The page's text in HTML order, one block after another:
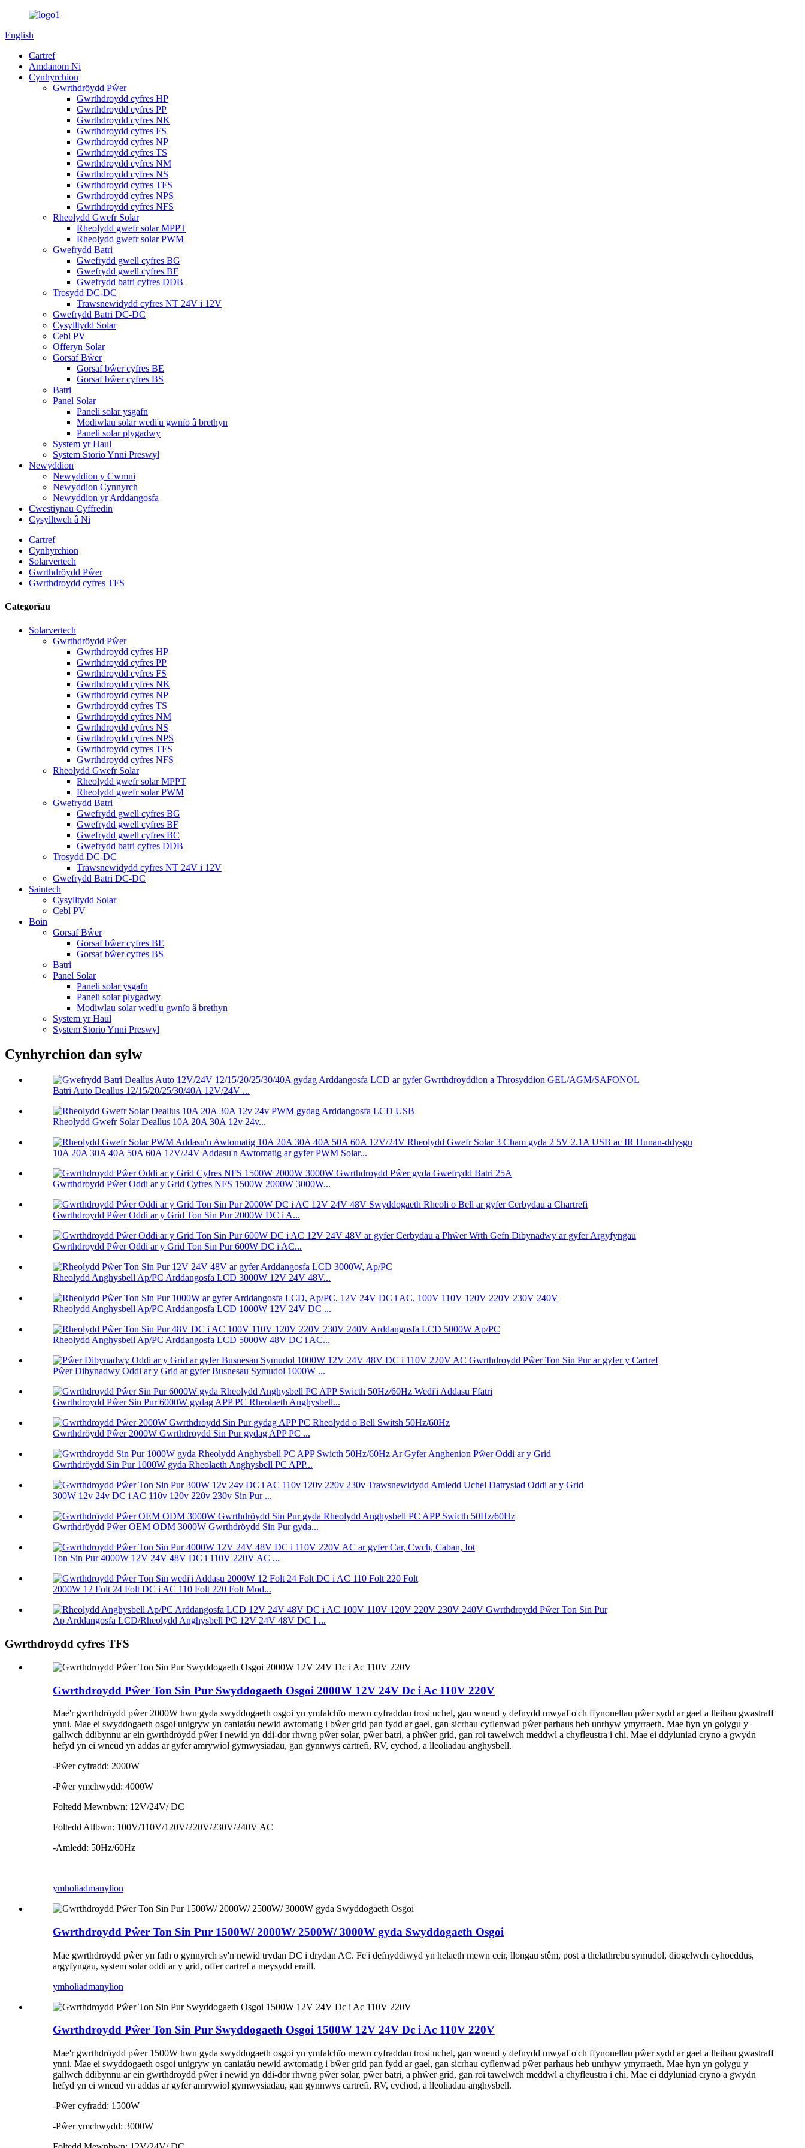
English
Cartref
Amdanom Ni
Cynhyrchion
Gwrthdröydd Pŵer
Gwrthdroydd cyfres HP
Gwrthdroydd cyfres PP
Gwrthdroydd cyfres NK
Gwrthdroydd cyfres FS
Gwrthdroydd cyfres NP
Gwrthdroydd cyfres TS
Gwrthdroydd cyfres NM
Gwrthdroydd cyfres NS
Gwrthdroydd cyfres TFS
Gwrthdroydd cyfres NPS
Gwrthdroydd cyfres NFS
Rheolydd Gwefr Solar
Rheolydd gwefr solar MPPT
Rheolydd gwefr solar PWM
Gwefrydd Batri
Gwefrydd gwell cyfres BG
Gwefrydd gwell cyfres BF
Gwefrydd batri cyfres DDB
Trosydd DC-DC
Trawsnewidydd cyfres NT 24V i 12V
Gwefrydd Batri DC-DC
Cysylltydd Solar
Cebl PV
Offeryn Solar
Gorsaf Bŵer
Gorsaf bŵer cyfres BE
Gorsaf bŵer cyfres BS
Batri
Panel Solar
Paneli solar ysgafn
Modiwlau solar wedi'u gwnïo â brethyn
Paneli solar plygadwy
System yr Haul
System Storio Ynni Preswyl
Newyddion
Newyddion y Cwmni
Newyddion Cynnyrch
Newyddion yr Arddangosfa
Cwestiynau Cyffredin
Cysylltwch â Ni
Cartref
Cynhyrchion
Solarvertech
Gwrthdröydd Pŵer
Gwrthdroydd cyfres TFS
Categorïau
Solarvertech
Gwrthdröydd Pŵer
Gwrthdroydd cyfres HP
Gwrthdroydd cyfres PP
Gwrthdroydd cyfres FS
Gwrthdroydd cyfres NK
Gwrthdroydd cyfres NP
Gwrthdroydd cyfres TS
Gwrthdroydd cyfres NM
Gwrthdroydd cyfres NS
Gwrthdroydd cyfres NPS
Gwrthdroydd cyfres TFS
Gwrthdroydd cyfres NFS
Rheolydd Gwefr Solar
Rheolydd gwefr solar MPPT
Rheolydd gwefr solar PWM
Gwefrydd Batri
Gwefrydd gwell cyfres BG
Gwefrydd gwell cyfres BF
Gwefrydd gwell cyfres BC
Gwefrydd batri cyfres DDB
Trosydd DC-DC
Trawsnewidydd cyfres NT 24V i 12V
Gwefrydd Batri DC-DC
Saintech
Cysylltydd Solar
Cebl PV
Boin
Gorsaf Bŵer
Gorsaf bŵer cyfres BE
Gorsaf bŵer cyfres BS
Batri
Panel Solar
Paneli solar ysgafn
Paneli solar plygadwy
Modiwlau solar wedi'u gwnïo â brethyn
System yr Haul
System Storio Ynni Preswyl
Cynhyrchion dan sylw
Batri Auto Deallus 12/15/20/25/30/40A 12V/24V ...
Rheolydd Gwefr Solar Deallus 10A 20A 30A 12v 24v...
10A 20A 30A 40A 50A 60A 12V/24V Addasu'n Awtomatig ar gyfer PWM Solar...
Gwrthdroydd Pŵer Oddi ar y Grid Cyfres NFS 1500W 2000W 3000W...
Gwrthdroydd Pŵer Oddi ar y Grid Ton Sin Pur 2000W DC i A...
Gwrthdroydd Pŵer Oddi ar y Grid Ton Sin Pur 600W DC i AC...
Rheolydd Anghysbell Ap/PC Arddangosfa LCD 3000W 12V 24V 48V...
Rheolydd Anghysbell Ap/PC Arddangosfa LCD 1000W 12V 24V DC ...
Rheolydd Anghysbell Ap/PC Arddangosfa LCD 5000W 48V DC i AC...
Pŵer Dibynadwy Oddi ar y Grid ar gyfer Busnesau Symudol 1000W ...
Gwrthdroydd Pŵer Sin Pur 6000W gydag APP PC Rheolaeth Anghysbell...
Gwrthdröydd Pŵer 2000W Gwrthdröydd Sin Pur gydag APP PC ...
Gwrthdröydd Sin Pur 1000W gyda Rheolaeth Anghysbell PC APP...
300W 12v 24v DC i AC 110v 120v 220v 230v Sin Pur ...
Gwrthdröydd Pŵer OEM ODM 3000W Gwrthdröydd Sin Pur gyda...
Ton Sin Pur 4000W 12V 24V 48V DC i 110V 220V AC ...
2000W 12 Folt 24 Folt DC i AC 110 Folt 220 Folt Mod...
Ap Arddangosfa LCD/Rheolydd Anghysbell PC 12V 24V 48V DC I ...
Gwrthdroydd cyfres TFS
Gwrthdroydd Pŵer Ton Sin Pur Swyddogaeth Osgoi 2000W 12V 24V Dc i Ac 110V 220V
Mae'r gwrthdröydd pŵer 2000W hwn gyda swyddogaeth osgoi yn ymfalchïo mewn cyfraddau trosi uchel, gan wneud y defnydd mwyaf o'ch ffynonellau pŵer sydd ar gael a lleihau gwastraff
ynni. Mae ei swyddogaeth osgoi unigryw yn caniatáu newid awtomatig i bŵer grid pan fydd ar gael, gan sicrhau cyflenwad pŵer parhaus heb unrhyw ymyrraeth. Mae hyn yn golygu y
gallwch ddibynnu ar ein gwrthdröydd pŵer i newid yn ddi-dor rhwng pŵer solar, pŵer batri, a phŵer grid, gan roi tawelwch meddwl a chyfleustra i chi. Mae ei ddyluniad cryno a gwydn
hefyd yn ei wneud yn addas ar gyfer amrywiol gymwysiadau, gan gynnwys cartrefi, RV, cychod, a lleoliadau anghysbell.
-Pŵer cyfradd: 2000W
-Pŵer ymchwydd: 4000W
Foltedd Mewnbwn: 12V/24V/ DC
Foltedd Allbwn: 100V/110V/120V/220V/230V/240V AC
-Amledd: 50Hz/60Hz
ymholiadmanylion
Gwrthdroydd Pŵer Ton Sin Pur 1500W/ 2000W/ 2500W/ 3000W gyda Swyddogaeth Osgoi
Mae gwrthdroydd pŵer yn fath o gynnyrch sy'n newid trydan DC i drydan AC. Fe'i defnyddiwyd yn helaeth mewn ceir, llongau stêm, post a thelathrebu symudol, diogelwch cyhoeddus,
argyfyngau, system solar oddi ar y grid, offer cartref a meysydd eraill.
ymholiadmanylion
Gwrthdroydd Pŵer Ton Sin Pur Swyddogaeth Osgoi 1500W 12V 24V Dc i Ac 110V 220V
Mae'r gwrthdröydd pŵer 1500W hwn gyda swyddogaeth osgoi yn ymfalchïo mewn cyfraddau trosi uchel, gan wneud y defnydd mwyaf o'ch ffynonellau pŵer sydd ar gael a lleihau gwastraff
ynni. Mae ei swyddogaeth osgoi unigryw yn caniatáu newid awtomatig i bŵer grid pan fydd ar gael, gan sicrhau cyflenwad pŵer parhaus heb unrhyw ymyrraeth. Mae hyn yn golygu y
gallwch ddibynnu ar ein gwrthdröydd pŵer i newid yn ddi-dor rhwng pŵer solar, pŵer batri, a phŵer grid, gan roi tawelwch meddwl a chyfleustra i chi. Mae ei ddyluniad cryno a gwydn
hefyd yn ei wneud yn addas ar gyfer amrywiol gymwysiadau, gan gynnwys cartrefi, RV, cychod, a lleoliadau anghysbell.
-Pŵer cyfradd: 1500W
-Pŵer ymchwydd: 3000W